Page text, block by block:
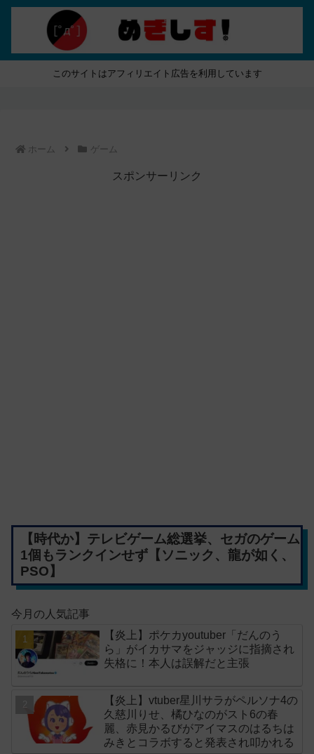
このサイトはアフィリエイト広告を利用しています
ホーム ゲーム
スポンサーリンク
【時代か】テレビゲーム総選挙、セガのゲーム
1個もランクインせず【ソニック、龍が如く、
PSO】
今月の人気記事
【炎上】ポケカyoutuber「だんのう
ら」がイカサマをジャッジに指摘され
失格に！本人は誤解だと主張
【炎上】vtuber星川サラがペルソナ4の
久慈川りせ、橘ひなのがスト6の春
麗、赤見かるびがアイマスのはるちは
みきとコラボすると発表され叩かれる